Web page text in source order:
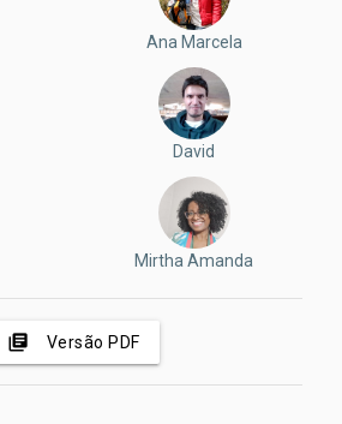
Ana Marcela
David
Mirtha Amanda
library_books Versão PDF